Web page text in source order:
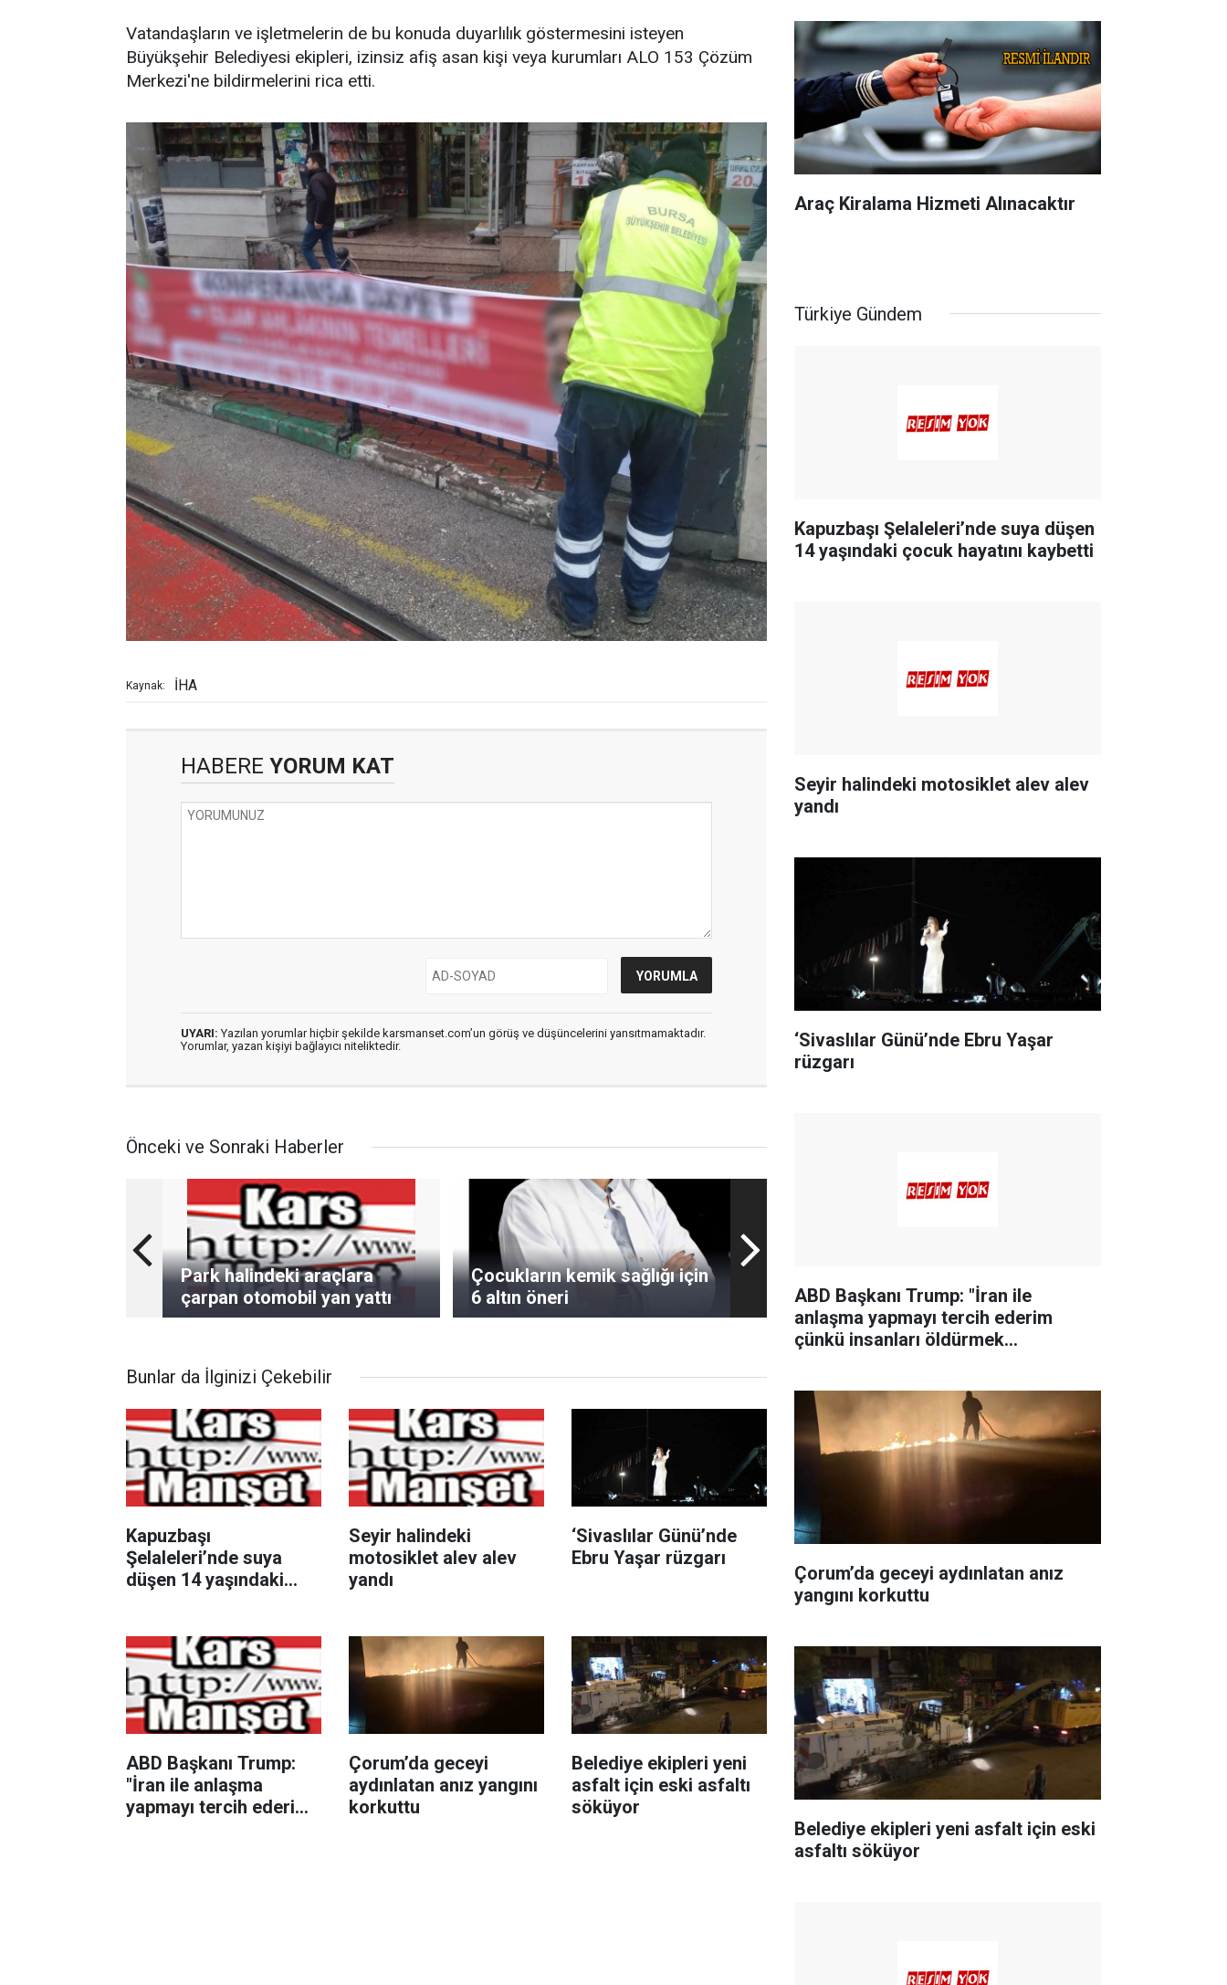
Vatandaşların ve işletmelerin de bu konuda duyarlılık göstermesini isteyen
Büyükşehir Belediyesi ekipleri, izinsiz afiş asan kişi veya kurumları ALO 153 Çözüm
Merkezi'ne bildirmelerini rica etti.
Kaynak: İHA
HABERE YORUM KAT
UYARI: Yazılan yorumlar hiçbir şekilde karsmanset.com’un görüş ve düşüncelerini yansıtmamaktadır.
Yorumlar, yazan kişiyi bağlayıcı niteliktedir.
Önceki ve Sonraki Haberler
Park halindeki araçlara
çarpan otomobil yan yattı
Çocukların kemik sağlığı için
6 altın öneri
Bunlar da İlginizi Çekebilir
Kapuzbaşı
Şelaleleri’nde suya
düşen 14 yaşındaki
Seyir halindeki
motosiklet alev alev
yandı
‘Sivaslılar Günü’nde
Ebru Yaşar rüzgarı
ABD Başkanı Trump:
"İran ile anlaşma
yapmayı tercih ederim
Çorum’da geceyi
aydınlatan anız yangını
korkuttu
Belediye ekipleri yeni
asfalt için eski asfaltı
söküyor
Araç Kiralama Hizmeti Alınacaktır
Türkiye Gündem
Kapuzbaşı Şelaleleri’nde suya düşen
14 yaşındaki çocuk hayatını kaybetti
Seyir halindeki motosiklet alev alev
yandı
‘Sivaslılar Günü’nde Ebru Yaşar
rüzgarı
ABD Başkanı Trump: "İran ile
anlaşma yapmayı tercih ederim
çünkü insanları öldürmek
Çorum’da geceyi aydınlatan anız
yangını korkuttu
Belediye ekipleri yeni asfalt için eski
asfaltı söküyor